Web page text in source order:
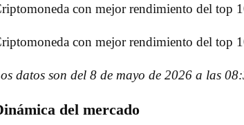
con mejor rendimiento del top
con mejor rendimiento del top
datos son del 8 de mayo de 2026 a las
del mercado